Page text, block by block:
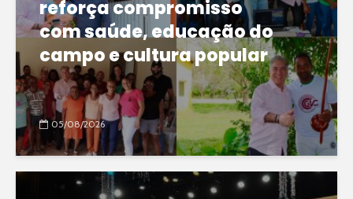
reforça compromisso
com saúde, educação do
campo e cultura popular
05/08/2026